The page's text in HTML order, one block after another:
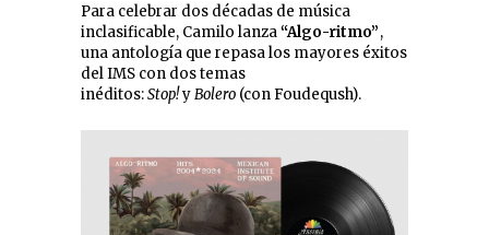
Para celebrar dos décadas de música
inclasificable, Camilo lanza“Algo-ritmo”,
una antología que repasa los mayores éxitos
del IMS con dos temas
inéditos:Stop!yBolero (con Foudeqush).